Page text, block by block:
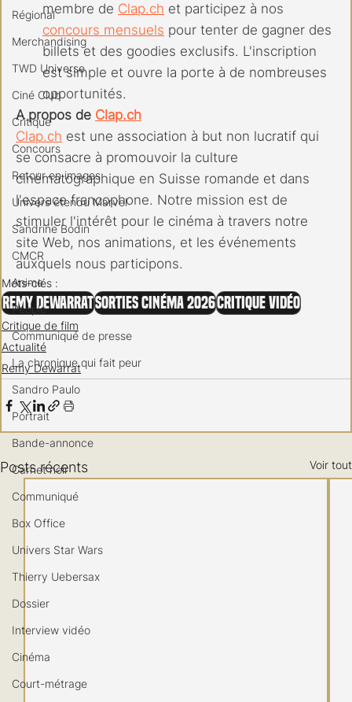
Régional
Merchandising
TWD Universe
Ciné Club
Critique
Concours
Retour en images
Univers étendu Marvel
Sandrine Bodin
CMCR
Anime
People
Communiqué de presse
La chronique qui fait peur
Sandro Paulo
Portrait
Bande-annonce
Carnet noir
Communiqué
Box Office
Univers Star Wars
Thierry Uebersax
Dossier
Interview vidéo
Cinéma
Court-métrage
membre de Clap.ch et participez à nos
concours mensuels pour tenter de gagner des
billets et des goodies exclusifs. L'inscription
est simple et ouvre la porte à de nombreuses
opportunités.
A propos de Clap.ch
Clap.ch est une association à but non lucratif qui
se consacre à promouvoir la culture
cinématographique en Suisse romande et dans
l'espace francophone. Notre mission est de
stimuler l'intérêt pour le cinéma à travers notre
site Web, nos animations, et les événements
auxquels nous participons.
Mots-clés :
Remy DewarratSorties cinéma 2026Critique vidéo
Critique de film
Actualité
Remy Dewarrat
Posts récents Voir tout